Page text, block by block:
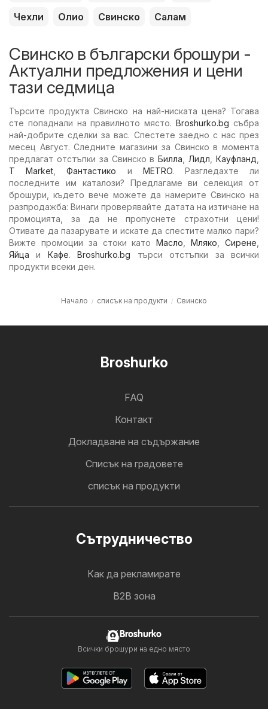
Чехли
Олио Свинско Салам
Свинско в български брошури -
Актуални предложения и цени
тази седмица
Търсите продукта Свинско на най-ниската цена? Тогава
сте попаднали на правилното място.Broshurko.bg събра
най-добрите сделки за вас. Спестете заедно с нас през
месец Август. Следните магазини за Свинско в момента
предлагат отстъпки за Свинско вБилла Лидл ,Кауфланд
T Market ,Фантастико и METRO. Разгледахте ли
последните им каталози? Предлагаме ви селекция от
брошури, където вече можете да намерите Свинско на
разпродажба: Винаги проверявайте датата на изтичане на
промоцията, за да не пропуснете страхотни цени!
Отивате да пазарувате и искате да спестите малко пари?
Вижте промоции за стоки катоМасло ,Мляко ,Сирене
Яйца и Кафе.Broshurko.bg търси отстъпки за всички
продукти всеки ден.
Начало списък на продукти Свинско
Broshurko
FAQ
Контакт
Докладване на съдържание
Cписък на градовете
списък на продукти
Cътрудничество
Как да рекламирате
B2B зона
Broshurko
Всички брошури на едно място